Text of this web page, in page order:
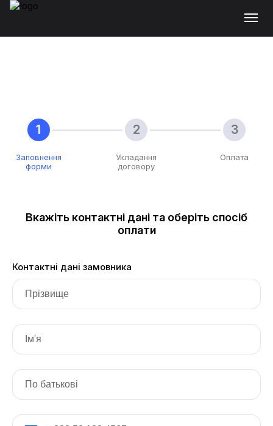
Заповнення
форми
Укладання
договору
Оплата
Вкажіть контактні дані та оберіть спосіб
оплати
Контактні дані замовника